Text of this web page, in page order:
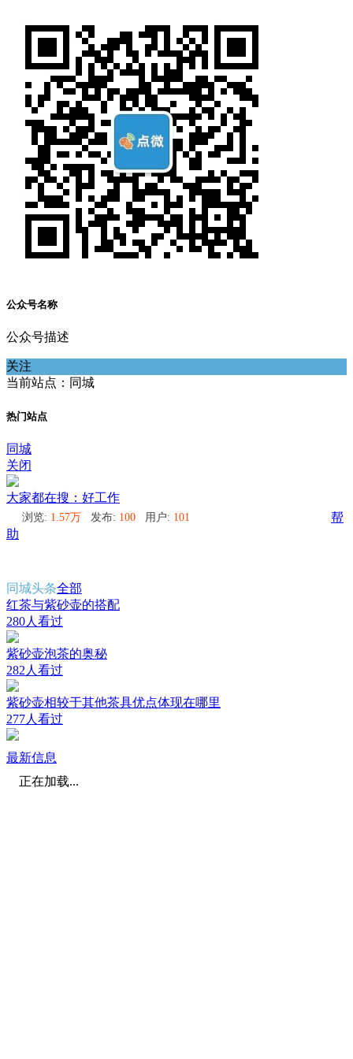
公众号名称
公众号描述
关注
当前站点：同城
热门站点
同城
关闭
大家都在搜：好工作
浏览: 1.57万 发布: 100 用户: 101
帮
助
同城头条全部
红茶与紫砂壶的搭配
280人看过
紫砂壶泡茶的奥秘
282人看过
紫砂壶相较于其他茶具优点体现在哪里
277人看过
最新信息
正在加载...